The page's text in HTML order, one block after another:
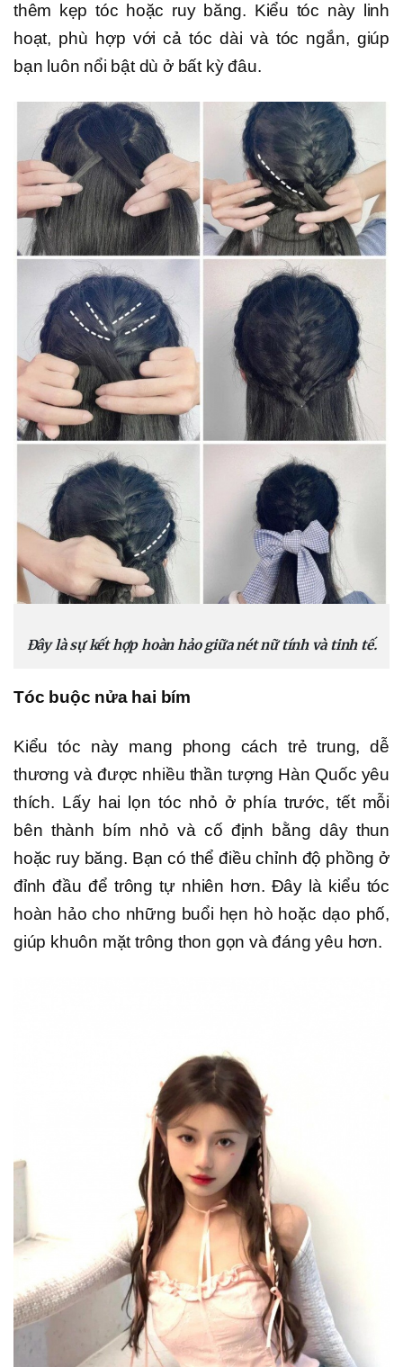
thêm kẹp tóc hoặc ruy băng. Kiểu tóc này linh
hoạt, phù hợp với cả tóc dài và tóc ngắn, giúp
bạn luôn nổi bật dù ở bất kỳ đâu.
Đây là sự kết hợp hoàn hảo giữa nét nữ tính và tinh tế.
Tóc buộc nửa hai bím
Kiểu tóc này mang phong cách trẻ trung, dễ
thương và được nhiều thần tượng Hàn Quốc yêu
thích. Lấy hai lọn tóc nhỏ ở phía trước, tết mỗi
bên thành bím nhỏ và cố định bằng dây thun
hoặc ruy băng. Bạn có thể điều chỉnh độ phồng ở
đỉnh đầu để trông tự nhiên hơn. Đây là kiểu tóc
hoàn hảo cho những buổi hẹn hò hoặc dạo phố,
giúp khuôn mặt trông thon gọn và đáng yêu hơn.